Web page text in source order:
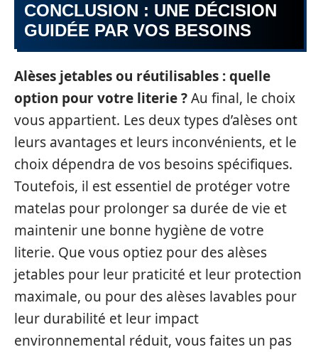
CONCLUSION : UNE DÉCISION
GUIDÉE PAR VOS BESOINS
Alèses jetables ou réutilisables : quelle
option pour votre literie ?Au final, le choix
vous appartient. Les deux types d’alèses ont
leurs avantages et leurs inconvénients, et le
choix dépendra de vos besoins spécifiques.
Toutefois, il est essentiel de protéger votre
matelas pour prolonger sa durée de vie et
maintenir une bonne hygiène de votre
literie. Que vous optiez pour des alèses
jetables pour leur praticité et leur protection
maximale, ou pour des alèses lavables pour
leur durabilité et leur impact
environnemental réduit, vous faites un pas